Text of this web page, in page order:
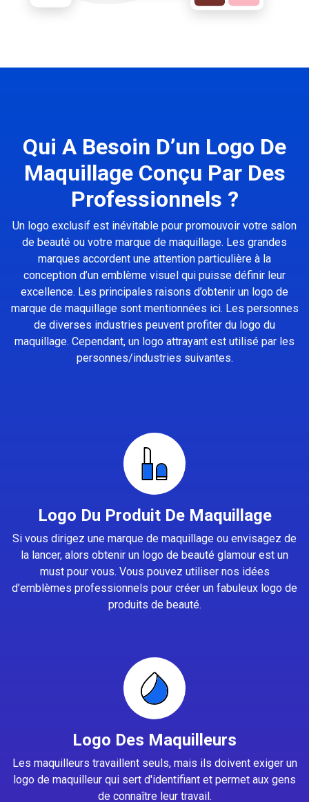
Qui A Besoin D’un Logo De
Maquillage Conçu Par Des
Professionnels ?
Un logo exclusif est inévitable pour promouvoir votre salon
de beauté ou votre marque de maquillage. Les grandes
marques accordent une attention particulière à la
conception d’un emblème visuel qui puisse définir leur
excellence. Les principales raisons d’obtenir un logo de
marque de maquillage sont mentionnées ici. Les personnes
de diverses industries peuvent profiter du logo du
maquillage. Cependant, un logo attrayant est utilisé par les
personnes/industries suivantes.
Logo Du Produit De Maquillage
Si vous dirigez une marque de maquillage ou envisagez de
la lancer, alors obtenir un logo de beauté glamour est un
must pour vous. Vous pouvez utiliser nos idées
d’emblèmes professionnels pour créer un fabuleux logo de
produits de beauté.
Logo Des Maquilleurs
Les maquilleurs travaillent seuls, mais ils doivent exiger un
logo de maquilleur qui sert d'identifiant et permet aux gens
de connaître leur travail.